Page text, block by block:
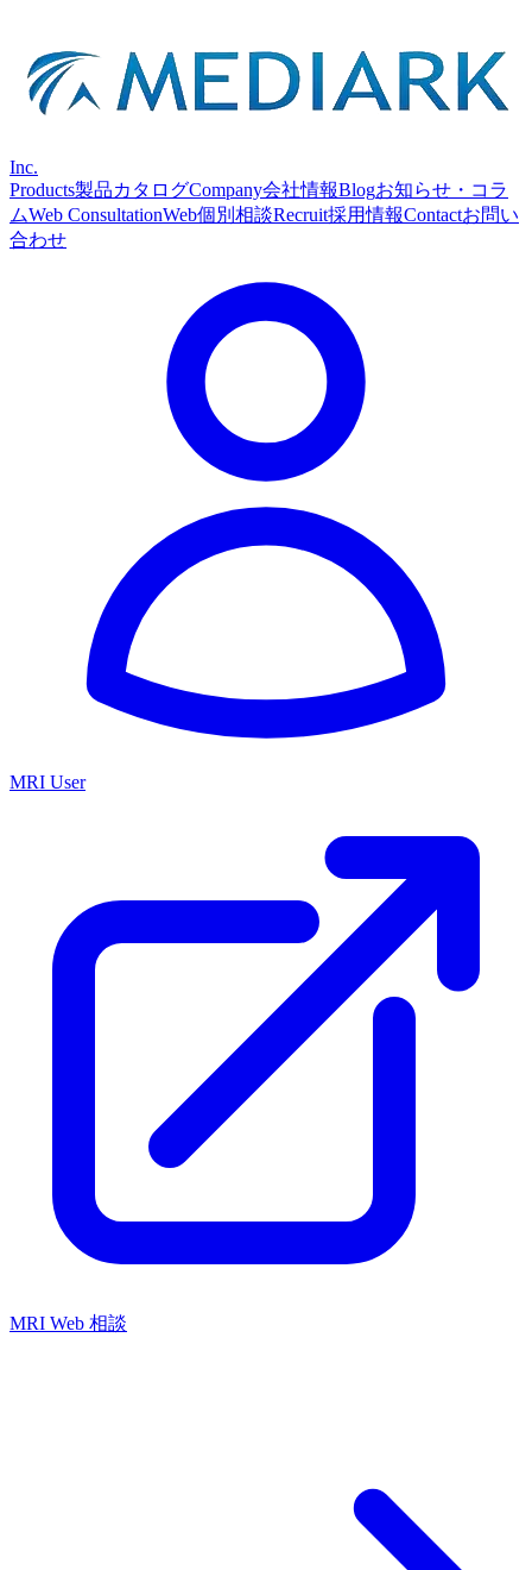
Inc.
Products製品カタログCompany会社情報Blogお知らせ・コラ
ムWeb ConsultationWeb個別相談Recruit採用情報Contactお問い
合わせ
MRI User
MRI Web 相談